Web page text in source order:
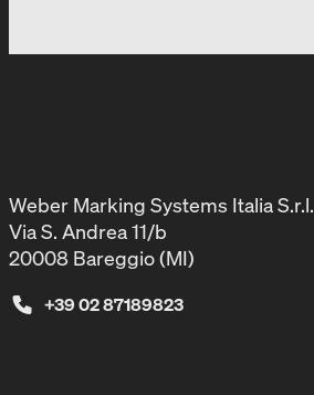
Weber Marking Systems Italia S.r.l.
Via S. Andrea 11/b
20008 Bareggio (MI)
+39 02 87189823